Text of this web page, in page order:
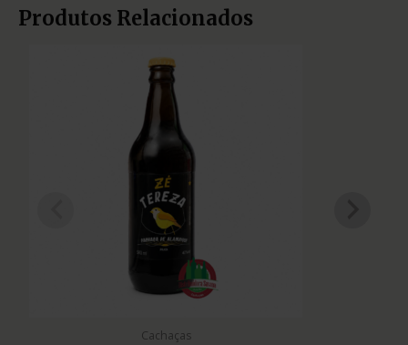
Produtos Relacionados
Cachaças